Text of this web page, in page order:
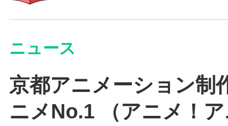
ニュース
京都アニメーション制
ニメNo.1 （アニメ！